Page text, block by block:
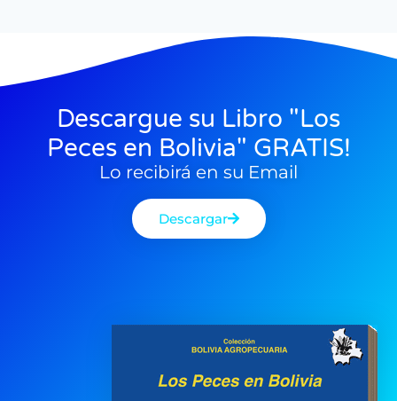
Descargue su Libro "Los
Peces en Bolivia" GRATIS!
Lo recibirá en su Email
Descargar